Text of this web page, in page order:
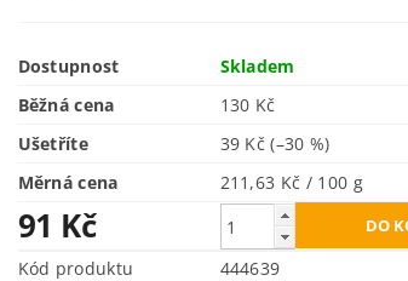
Dostupnost
Skladem
Běžná cena
130 Kč
Ušetříte
39 Kč(–30 %)
Měrná cena
211,63 Kč / 100 g
91 Kč
Kód produktu 444639